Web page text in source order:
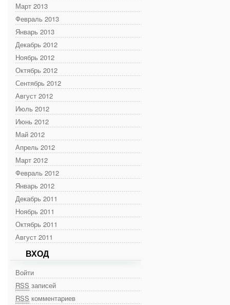
Март 2013
Февраль 2013
Январь 2013
Декабрь 2012
Ноябрь 2012
Октябрь 2012
Сентябрь 2012
Август 2012
Июль 2012
Июнь 2012
Май 2012
Апрель 2012
Март 2012
Февраль 2012
Январь 2012
Декабрь 2011
Ноябрь 2011
Октябрь 2011
Август 2011
ВХОД
Войти
RSS записей
RSS комментариев